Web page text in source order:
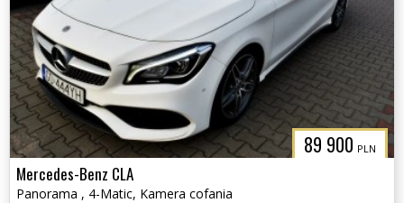
89 900 PLN
Mercedes-Benz CLA
Panorama , 4-Matic, Kamera cofania